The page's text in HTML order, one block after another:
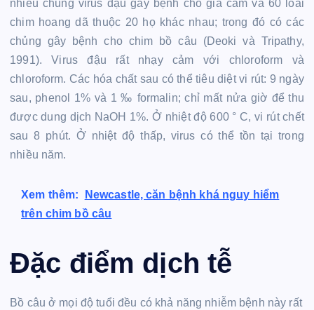
nhiều chủng virus đậu gây bệnh cho gia cầm và 60 loài
chim hoang dã thuộc 20 họ khác nhau; trong đó có các
chủng gây bệnh cho chim bồ câu (Deoki và Tripathy,
1991). Virus đậu rất nhạy cảm với chloroform và
chloroform. Các hóa chất sau có thể tiêu diệt vi rút: 9 ngày
sau, phenol 1% và 1 ‰ formalin; chỉ mất nửa giờ để thu
được dung dịch NaOH 1%. Ở nhiệt độ 600 ° C, vi rút chết
sau 8 phút. Ở nhiệt độ thấp, virus có thể tồn tại trong
nhiều năm.
Xem thêm:
Newcastle, căn bệnh khá nguy hiểm
trên chim bồ câu
Đặc điểm dịch tễ
Bồ câu ở mọi độ tuổi đều có khả năng nhiễm bệnh này rất